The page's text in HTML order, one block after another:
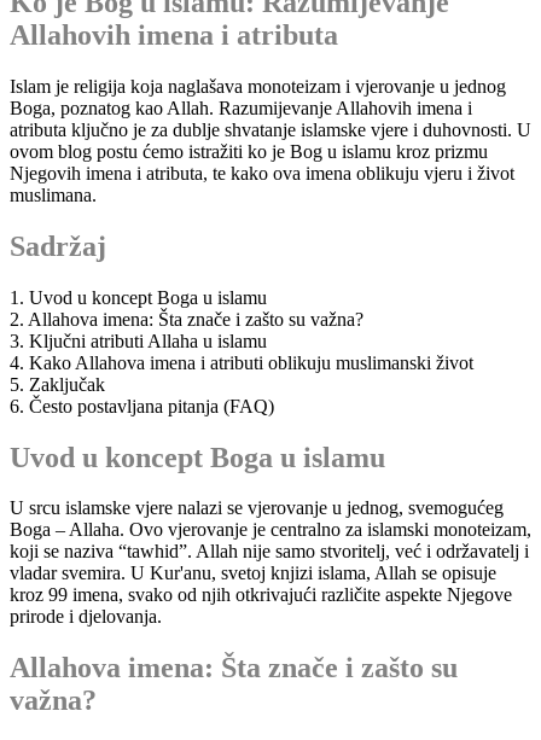
Allahovih imena i atributa
Islam je religija koja naglašava monoteizam i vjerovanje u jednog
Boga, poznatog kao Allah. Razumijevanje Allahovih imena i
atributa ključno je za dublje shvatanje islamske vjere i duhovnosti. U
ovom blog postu ćemo istražiti ko je Bog u islamu kroz prizmu
Njegovih imena i atributa, te kako ova imena oblikuju vjeru i život
muslimana.
Sadržaj
1. Uvod u koncept Boga u islamu
2. Allahova imena: Šta znače i zašto su važna?
3. Ključni atributi Allaha u islamu
4. Kako Allahova imena i atributi oblikuju muslimanski život
5. Zaključak
6. Često postavljana pitanja (FAQ)
Uvod u koncept Boga u islamu
U srcu islamske vjere nalazi se vjerovanje u jednog, svemogućeg
Boga – Allaha. Ovo vjerovanje je centralno za islamski monoteizam,
koji se naziva “tawhid”. Allah nije samo stvoritelj, već i održavatelj i
vladar svemira. U Kur'anu, svetoj knjizi islama, Allah se opisuje
kroz 99 imena, svako od njih otkrivajući različite aspekte Njegove
prirode i djelovanja.
Allahova imena: Šta znače i zašto su
važna?